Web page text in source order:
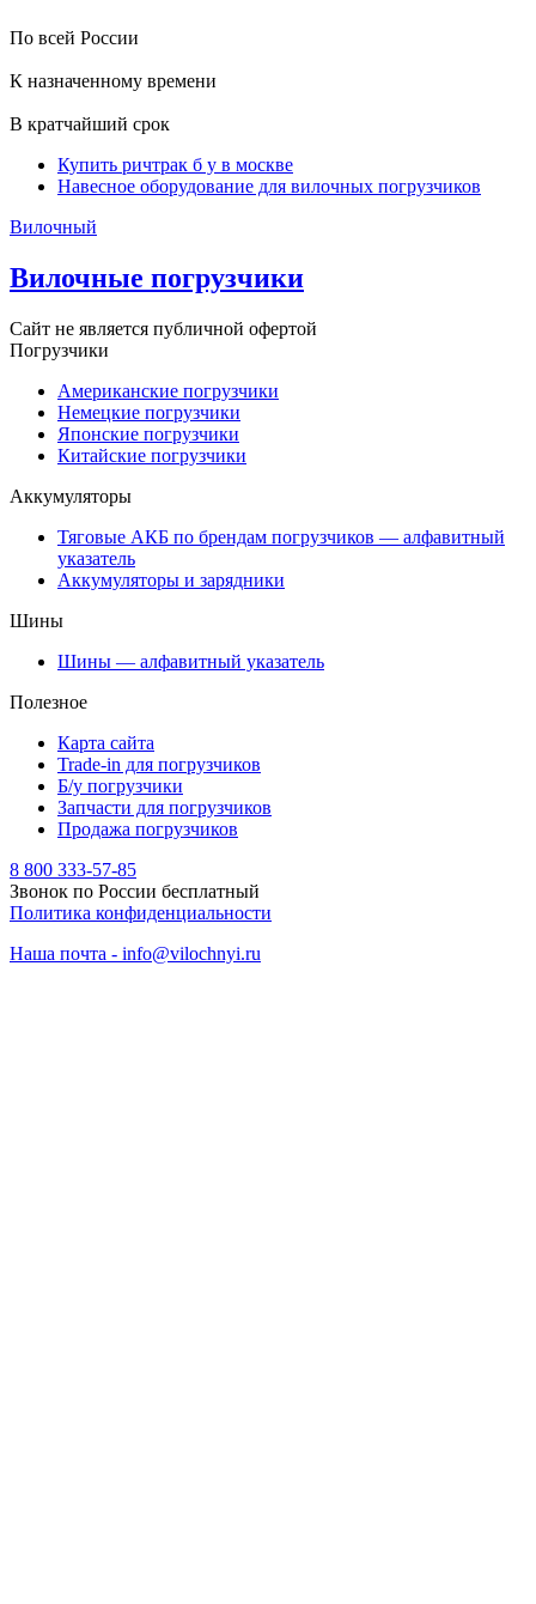
По всей России
К назначенному времени
В кратчайший срок
Купить ричтрак б у в москве
Навесное оборудование для вилочных погрузчиков
Вилочный
Вилочные погрузчики
Сайт не является публичной офертой
Погрузчики
Американские погрузчики
Немецкие погрузчики
Японские погрузчики
Китайские погрузчики
Аккумуляторы
Тяговые АКБ по брендам погрузчиков — алфавитный
указатель
Аккумуляторы и зарядники
Шины
Шины — алфавитный указатель
Полезное
Карта сайта
Trade-in для погрузчиков
Б/у погрузчики
Запчасти для погрузчиков
Продажа погрузчиков
8 800 333-57-85
Звонок по России бесплатный
Политика конфиденциальности
Наша почта - info@vilochnyi.ru